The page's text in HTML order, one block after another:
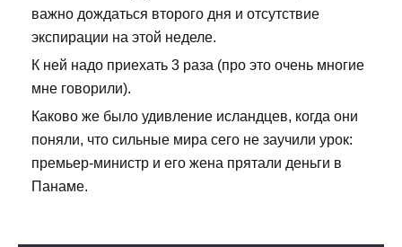
важно дождаться второго дня и отсутствие
экспирации на этой неделе.
К ней надо приехать 3 раза (про это очень многие
мне говорили).
Каково же было удивление исландцев, когда они
поняли, что сильные мира сего не заучили урок:
премьер-министр и его жена прятали деньги в
Панаме.